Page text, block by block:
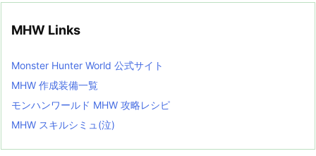
MHW Links
Monster Hunter World 公式サイト
MHW 作成装備一覧
モンハンワールド MHW 攻略レシピ
MHW スキルシミュ(泣)